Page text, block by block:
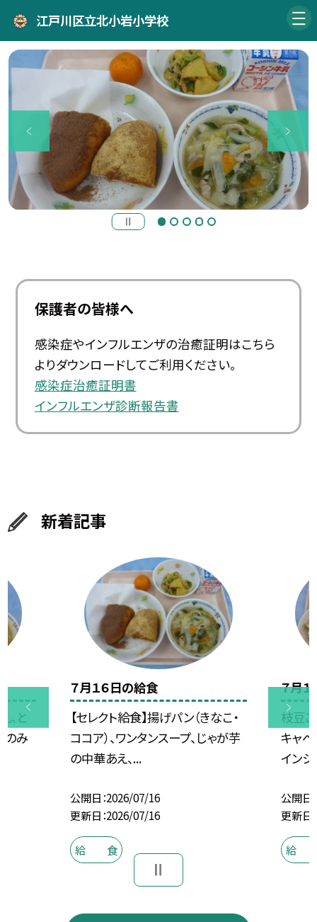
江戸川区立北小岩小学校
保護者の皆様へ
感染症やインフルエンザの治癒証明はこちら
よりダウンロードしてご利用ください。
感染症治癒証明書
インフルエンザ診断報告書
新着記事
、と
のみ
７月１６日の給食
【セレクト給食】揚げパン（きなこ・
ココア）、ワンタンスープ、じゃが芋
の中華あえ、...
公開日 2026/07/16
更新日 2026/07/16
給 食
７月
枝豆ご
キャベ
インシ
公開日
更新日
給